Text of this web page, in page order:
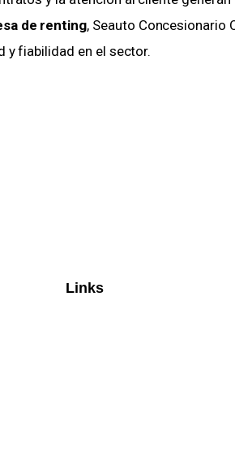
de renting, Seauto Concesionario
y fiabilidad en el sector.
Links